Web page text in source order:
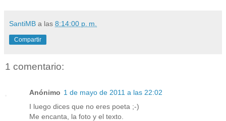
SantiMB a las 8:14:00 p. m.
Compartir
1 comentario:
Anónimo 1 de mayo de 2011 a las 22:02
I luego dices que no eres poeta ;-)
Me encanta, la foto y el texto.